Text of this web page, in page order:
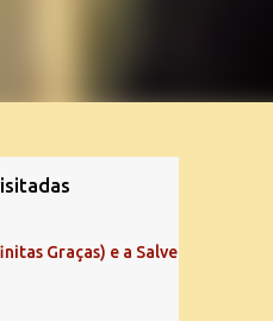
Graças) e a Salve